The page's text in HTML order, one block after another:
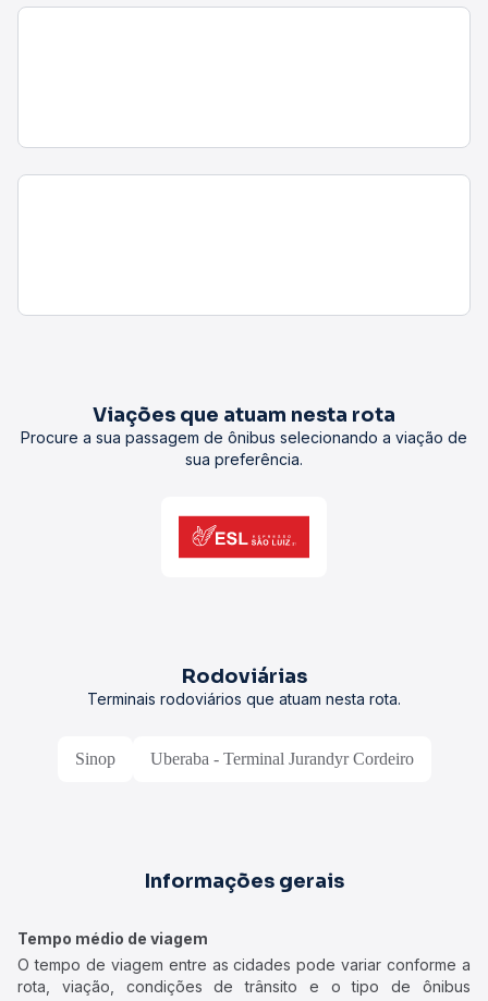
Viações que atuam nesta rota
Procure a sua passagem de ônibus selecionando a viação de
sua preferência.
Rodoviárias
Terminais rodoviários que atuam nesta rota.
Sinop Uberaba - Terminal Jurandyr Cordeiro
Informações gerais
Tempo médio de viagem
O tempo de viagem entre as cidades pode variar conforme a
rota, viação, condições de trânsito e o tipo de ônibus